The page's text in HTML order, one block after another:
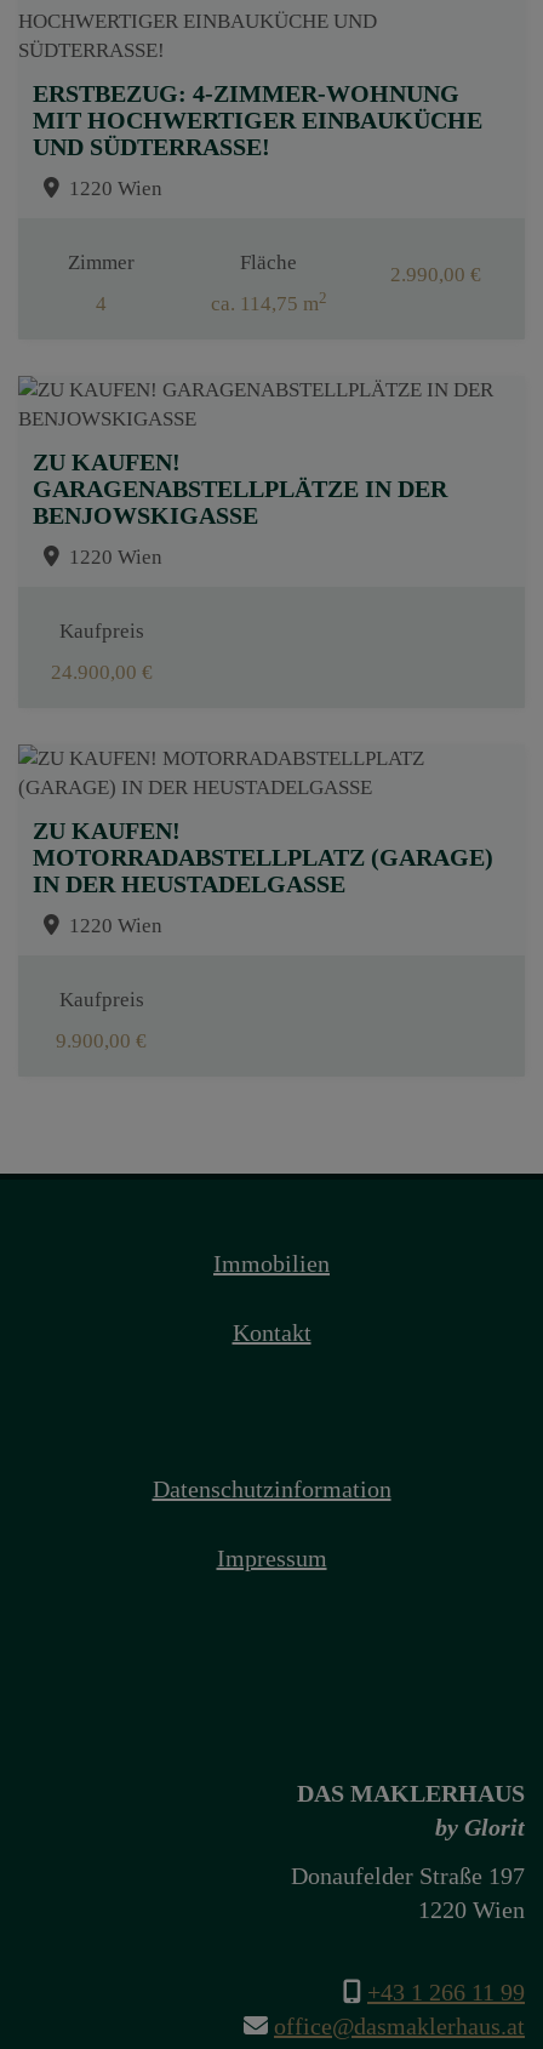
ERSTBEZUG: 4-ZIMMER-WOHNUNG
MIT HOCHWERTIGER EINBAUKÜCHE
UND SÜDTERRASSE!
1220 Wien
Zimmer
4
Fläche
ca. 114,75 m2
2.990,00 €
ZU KAUFEN!
GARAGENABSTELLPLÄTZE IN DER
BENJOWSKIGASSE
1220 Wien
Kaufpreis
24.900,00 €
ZU KAUFEN!
MOTORRADABSTELLPLATZ (GARAGE)
IN DER HEUSTADELGASSE
1220 Wien
Kaufpreis
9.900,00 €
Immobilien
Kontakt
Datenschutzinformation
Impressum
DAS MAKLERHAUS
by Glorit
Donaufelder Straße 197
1220 Wien
+43 1 266 11 99
office@dasmaklerhaus.at